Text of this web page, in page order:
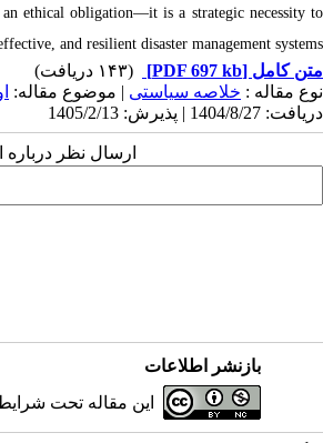
an ethical obligation—it is a strategic necessity to
and resilient disaster management systems.
متن کامل [PDF 697 kb]
(۱۴۳ دریافت)
نوع مقاله : خلاصه سیاستی | موضوع مقاله:
دریافت: 1404/8/27 | پذیرش: 1405/2/13
ارسال نظر درباره
بازنشر اطلاعات
این مقاله تحت